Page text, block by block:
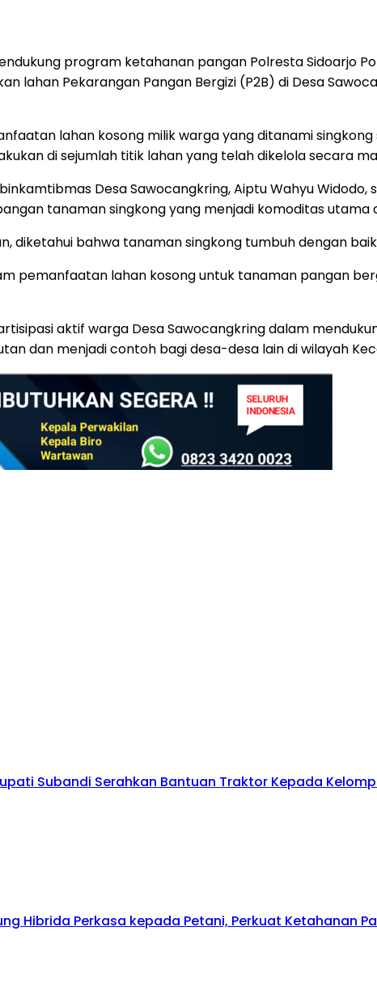
program ketahanan pangan Polresta Sidoarjo
lahan Pekarangan Pangan Bergizi (P2B) di Desa
lahan kosong milik warga yang ditanami
di sejumlah titik lahan yang telah dikelola secara
Desa Sawocangkring, Aiptu Wahyu
tanaman singkong yang menjadi komoditas utama
diketahui bahwa tanaman singkong tumbuh dengan
pemanfaatan lahan kosong untuk tanaman pangan
aktif warga Desa Sawocangkring dalam
dan menjadi contoh bagi desa-desa lain di wilayah
Subandi Serahkan Bantuan Traktor Kepada
Hibrida Perkasa kepada Petani, Perkuat Ketahanan